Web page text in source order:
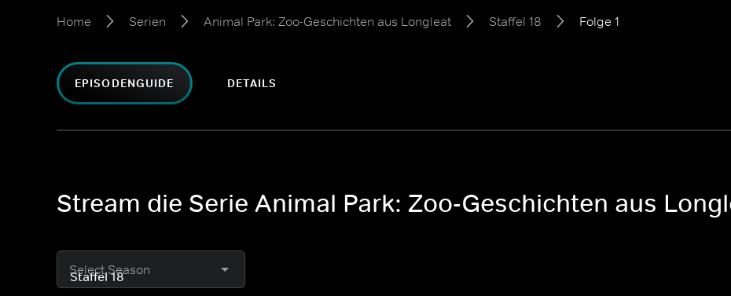
Home Serien Animal Park: Zoo-Geschichten aus Longleat Staffel 18 Folge 1
EPISODENGUIDE DETAILS
Stream die Serie Animal Park: Zoo-Geschichten aus
Select Season